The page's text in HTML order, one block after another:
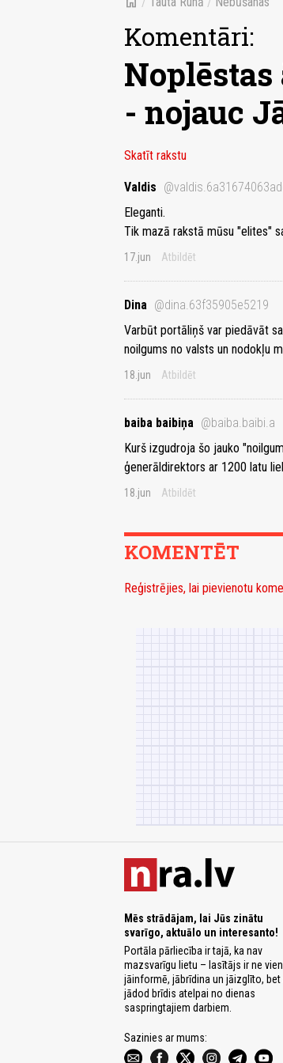
Komentāri:
- nojauc
Skatīt rakstu
Valdis
Eleganti.
Tik mazā rakstā mūsu "elites"
17.jun Atbildēt
Dina @dina.63f35905e5219
Varbūt portāliņš var piedāvāt
noilgums no valsts un nodokļu
18.jun Atbildēt
baiba baibiņa @baiba.baibi.a
Kurš izgudroja šo jauko
ģenerāldirektors ar 1200 latu
18.jun Atbildēt
KOMENTĒT
Reģistrējies, lai pievienotu
Mēs strādājam, lai Jūs zinātu
svarīgo, aktuālo un interesanto!
Portāla pārliecība ir tajā, ka nav
mazsvarīgu lietu – lasītājs ir ne vien
jāinformē, jābrīdina un jāizglīto, bet
jādod brīdis atelpai no dienas
saspringtajiem darbiem.
Sazinies ar mums: